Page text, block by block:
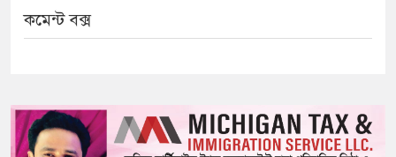
কমেন্ট বক্স